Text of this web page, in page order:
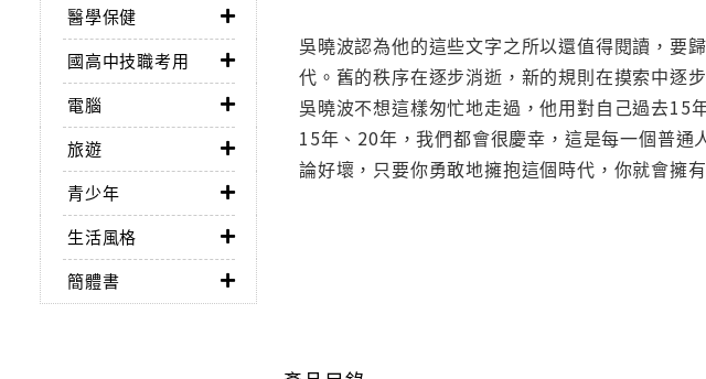
醫學保健
國高中技職考用
電腦
旅遊
青少年
生活風格
簡體書
吳曉波認為他的這些文字之所以還值得閱讀，要
代。舊的秩序在逐步消逝，新的規則在摸索中逐
吳曉波不想這樣匆忙地走過，他用對自己過去15
15年、20年，我們都會很慶幸，這是每一個普
論好壞，只要你勇敢地擁抱這個時代，你就會擁